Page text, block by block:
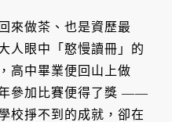
來做茶、也是資歷最
人眼中「憨慢讀冊」的
高中畢業便回山上做
參加比賽便得了獎 ——
校掙不到的成就，卻在